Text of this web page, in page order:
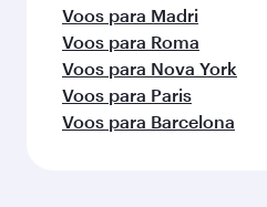
Voos para Madri
Voos para Roma
Voos para Nova York
Voos para Paris
Voos para Barcelona